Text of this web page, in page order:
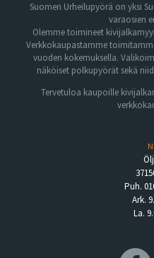
Suomen Urheilupyörä on yksi
varaosien
Olemme toimineet
Verkkokaupastamme
vuoden kokemuksella.
näköiset polkupyörät sekä
Tervetuloa kaupoille
Puh.
Ark.
La.